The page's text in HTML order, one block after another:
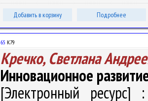
Добавить в корзину Подробнее
65 К79
Кречко, Светлана
Инновационное
[Электронный ресурс]